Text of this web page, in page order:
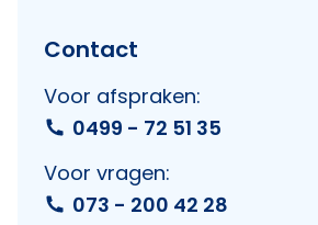
Contact
Voor afspraken:
0499 - 72 51 35
Voor vragen:
073 - 200 42 28